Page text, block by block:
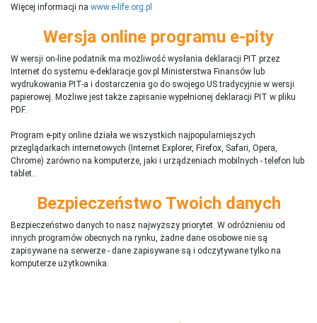
Więcej informacji na www.e-life.org.pl
Wersja online programu e-pity
W wersji on-line podatnik ma możliwość wysłania deklaracji PIT przez
Internet do systemu e-deklaracje.gov.pl Ministerstwa Finansów lub
wydrukowania PIT-a i dostarczenia go do swojego US tradycyjnie w wersji
papierowej. Możliwe jest także zapisanie wypełnionej deklaracji PIT w pliku
PDF.
Program e-pity online działa we wszystkich najpopularniejszych
przeglądarkach internetowych (Internet Explorer, Firefox, Safari, Opera,
Chrome) zarówno na komputerze, jaki i urządzeniach mobilnych - telefon lub
tablet..
Bezpieczeństwo Twoich danych
Bezpieczeństwo danych to nasz najwyższy priorytet. W odróżnieniu od
innych programów obecnych na rynku, żadne dane osobowe nie są
zapisywane na serwerze - dane zapisywane są i odczytywane tylko na
komputerze użytkownika.